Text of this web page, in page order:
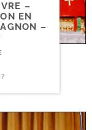
–
EN
–